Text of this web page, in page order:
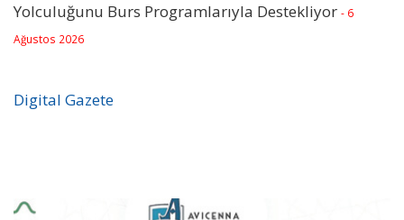
Yolculuğunu Burs Programlarıyla Destekliyor - 6
Ağustos 2026
Digital Gazete